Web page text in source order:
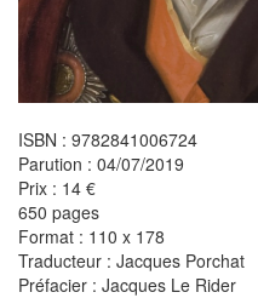
ISBN : 9782841006724
Parution : 04/07/2019
Prix : 14 €
650 pages
Format : 110 x 178
Traducteur : Jacques Porchat
Préfacier : Jacques Le Rider